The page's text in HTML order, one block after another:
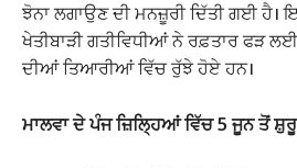
ਝੋਨਾ ਲਗਾਉਣ ਦੀ ਮਨਜ਼ੂਰੀ ਦਿੱਤੀ ਗਈ ਹੈ।
ਖੇਤੀਬਾੜੀ ਗਤੀਵਿਧੀਆਂ ਨੇ ਰਫ਼ਤਾਰ ਫੜ
ਦੀਆਂ ਤਿਆਰੀਆਂ ਵਿੱਚ ਰੁੱਝੇ ਹੋਏ ਹਨ।
ਮਾਲਵਾ ਦੇ ਪੰਜ ਜ਼ਿਲ੍ਹਿਆਂ ਵਿੱਚ 5 ਜੂਨ ਤੋਂ